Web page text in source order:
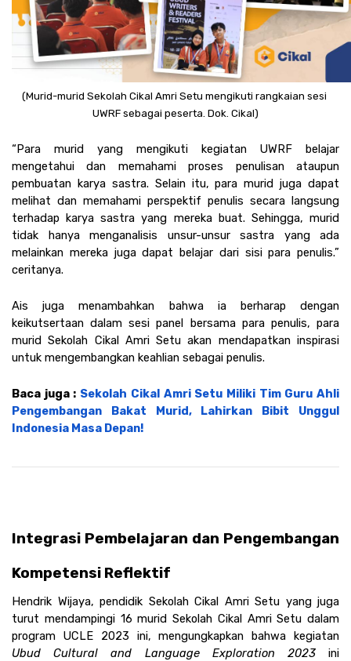
(Murid-murid Sekolah Cikal Amri Setu mengikuti rangkaian sesi
UWRF sebagai peserta. Dok. Cikal)
“Para murid yang mengikuti kegiatan UWRF belajar
mengetahui dan memahami proses penulisan ataupun
pembuatan karya sastra. Selain itu, para murid juga dapat
melihat dan memahami perspektif penulis secara langsung
terhadap karya sastra yang mereka buat. Sehingga, murid
tidak hanya menganalisis unsur-unsur sastra yang ada
melainkan mereka juga dapat belajar dari sisi para penulis.”
ceritanya.
Ais juga menambahkan bahwa ia berharap dengan
keikutsertaan dalam sesi panel bersama para penulis, para
murid Sekolah Cikal Amri Setu akan mendapatkan inspirasi
untuk mengembangkan keahlian sebagai penulis.
Baca juga : Sekolah Cikal Amri Setu Miliki Tim Guru Ahli
Pengembangan Bakat Murid, Lahirkan Bibit Unggul
Indonesia Masa Depan!
Integrasi Pembelajaran dan Pengembangan
Kompetensi Reflektif
Hendrik Wijaya, pendidik Sekolah Cikal Amri Setu yang juga
turut mendampingi 16 murid Sekolah Cikal Amri Setu dalam
Ubud Cultural and Language Exploration 2023 ini